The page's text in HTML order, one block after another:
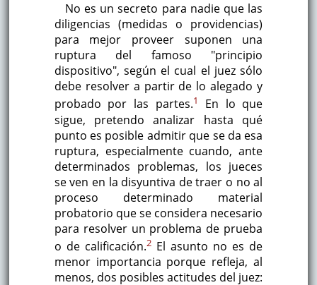
No es un secreto para nadie que las
diligencias (medidas o providencias)
para mejor proveer suponen una
ruptura del famoso "principio
dispositivo", según el cual el juez sólo
debe resolver a partir de lo alegado y
probado por las partes.1
En lo que
sigue, pretendo analizar hasta qué
punto es posible admitir que se da esa
ruptura, especialmente cuando, ante
determinados problemas, los jueces
se ven en la disyuntiva de traer o no al
proceso determinado material
probatorio que se considera necesario
para resolver un problema de prueba
o de calificación.2El asunto no es de
menor importancia porque refleja, al
menos, dos posibles actitudes del juez: